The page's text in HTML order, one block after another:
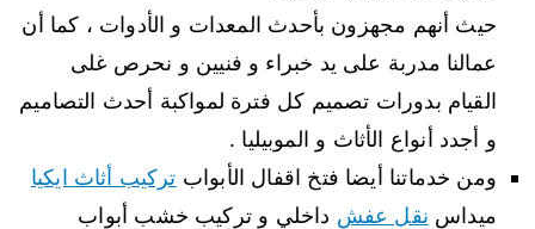
حيث أنهم مجهزون بأحدث المعدات و الأدوات ، كما أن
عمالنا مدربة على يد خبراء و فنيين و نحرص غلى
القيام بدورات تصميم كل فترة لمواكبة أحدث التصاميم
و أجدد أنواع الأثاث و الموبيليا .
ومن خدماتنا أيضا فتخ اقفال الأبواب تركيب أثاث ايكيا
ميداس نقل عفش داخلي و تركيب خشب أبواب